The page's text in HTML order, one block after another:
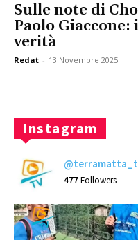
Sulle note di
Paolo Giaccone:
verità
Redat - 13 Novembre 2025
Instagram
477Followers